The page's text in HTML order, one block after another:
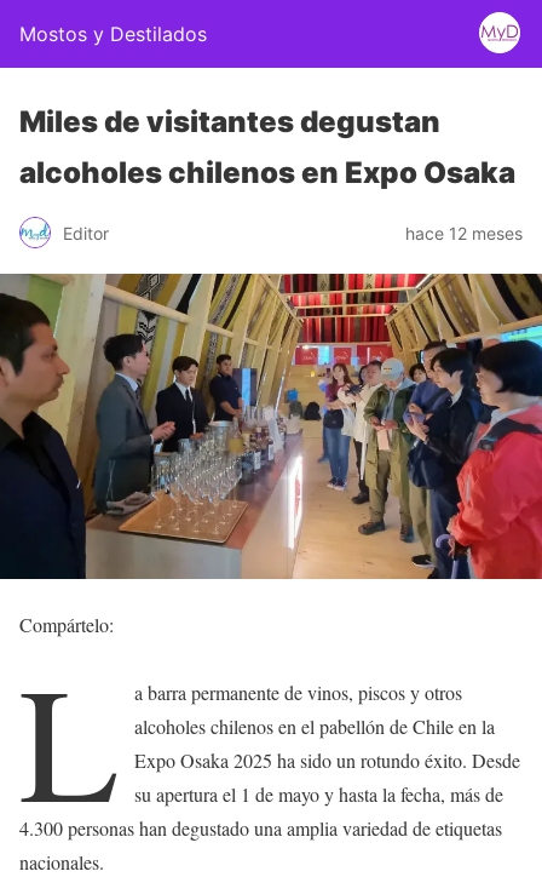
Mostos y Destilados
Miles de visitantes degustan
alcoholes chilenos en Expo Osaka
Editor hace 12 meses
Compártelo:
L
a barra permanente de vinos, piscos y otros
alcoholes chilenos en el pabellón de Chile en la
Expo Osaka 2025 ha sido un rotundo éxito. Desde
su apertura el 1 de mayo y hasta la fecha, más de
4.300 personas han degustado una amplia variedad de etiquetas
nacionales.